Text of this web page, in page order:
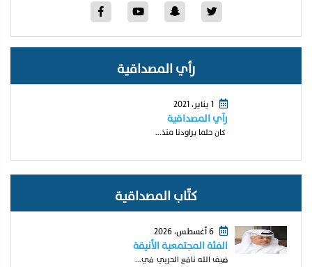
رأي المصداقية
1 يناير، 2021
رآي المصداقية
كان حلما يراودنا منذ...
كتّاب المصداقية
6 أغسطس، 2026
الفئة المجتمعية الأنيقة
ضيف الله نافع الحربي في...